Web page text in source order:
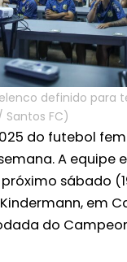
definido para
Santos FC)
do futebol
A equipe
sábado
em
do